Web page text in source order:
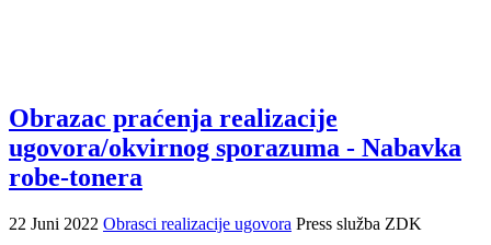
Obrazac praćenja realizacije
ugovora/okvirnog sporazuma - Nabavka
robe-tonera
22 Juni 2022 Obrasci realizacije ugovora Press služba ZDK